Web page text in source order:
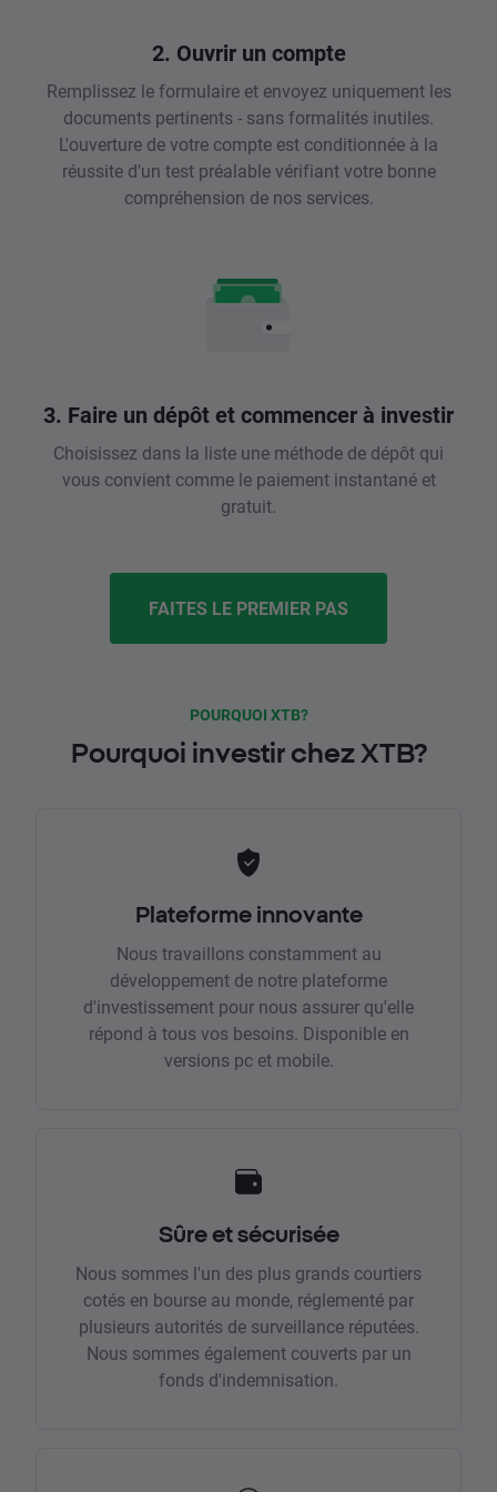
2. Ouvrir un compte
Remplissez le formulaire et envoyez uniquement les
documents pertinents - sans formalités inutiles.
L'ouverture de votre compte est conditionnée à la
réussite d'un test préalable vérifiant votre bonne
compréhension de nos services.
3. Faire un dépôt et commencer à investir
Choisissez dans la liste une méthode de dépôt qui
vous convient comme le paiement instantané et
gratuit.
FAITES LE PREMIER PAS
POURQUOI XTB?
Pourquoi investir chez XTB?
Plateforme innovante
Nous travaillons constamment au
développement de notre plateforme
d'investissement pour nous assurer qu'elle
répond à tous vos besoins. Disponible en
versions pc et mobile.
Sûre et sécurisée
Nous sommes l'un des plus grands courtiers
cotés en bourse au monde, réglementé par
plusieurs autorités de surveillance réputées.
Nous sommes également couverts par un
fonds d'indemnisation.